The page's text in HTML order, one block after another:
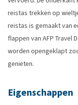
reistas trekken op
reistas is gemaakt van
flappen van AFP Travel
worden opengeklapt
genieten.
Eigenschappen